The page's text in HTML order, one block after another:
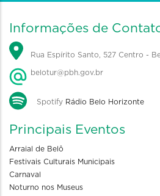
Informações de
Rua Espírito Santo, 527 Centro -
belotur@pbh.gov.br
Spotify Rádio Belo Horizonte
Principais Eventos
Arraial de Belô
Festivais Culturais Municipais
Carnaval
Noturno nos Museus